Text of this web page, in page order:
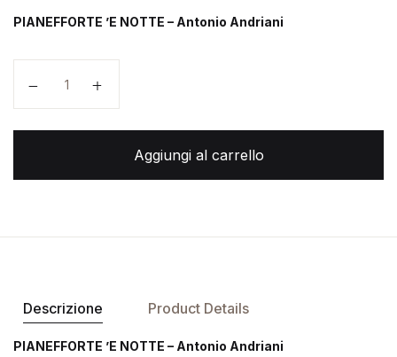
PIANEFFORTE ’E NOTTE – Antonio Andriani
Aggiungi al carrello
Descrizione Product Details
PIANEFFORTE ’E NOTTE – Antonio Andriani